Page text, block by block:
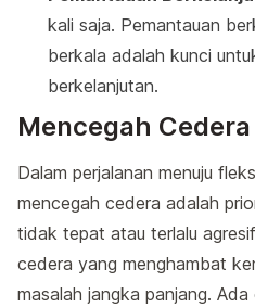
kali saja. Pemantauan
berkala adalah kunci
berkelanjutan.
Mencegah
Dalam perjalanan menuju
mencegah cedera adalah
tidak tepat atau terlalu
cedera yang menghambat
masalah jangka panjang.